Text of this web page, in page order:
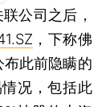
公司之后，
，下称佛
此前隐瞒的
况，包括此